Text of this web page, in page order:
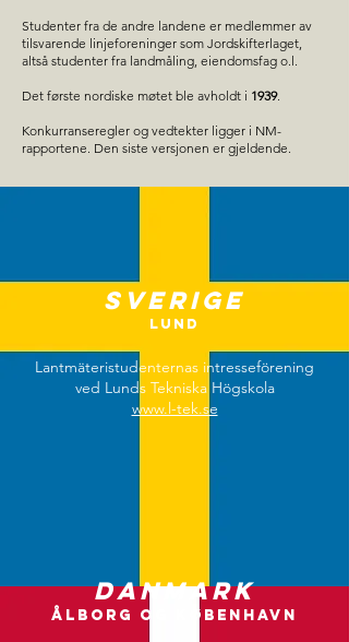
Studenter fra de andre landene er medlemmer av
tilsvarende linjeforeninger som Jordskifterlaget,
altså studenter fra landmåling, eiendomsfag o.l.
Det første nordiske møtet ble avholdt i 1939.
Konkurranseregler og vedtekter ligger i NM-
rapportene. Den siste versjonen er gjeldende.
Sverige
Lund
Lantmäteristudenternas intresseförening
ved Lunds Tekniska Högskola
www.l-tek.se
Danmark
Ålborg og København